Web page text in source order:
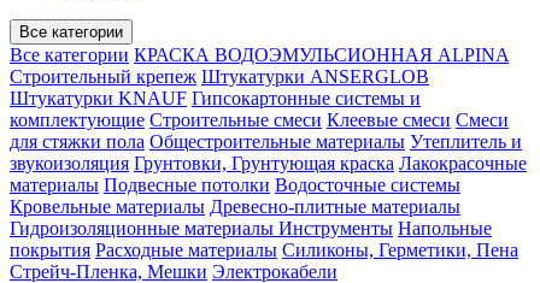
Все категории
Все категории КРАСКА ВОДОЭМУЛЬСИОННАЯ ALPINA
Строительный крепеж Штукатурки ANSERGLOB
Штукатурки KNAUF Гипсокартонные системы и
комплектующие Строительные смеси Клеевые смеси Смеси
для стяжки пола Общестроительные материалы Утеплитель и
звукоизоляция Грунтовки, Грунтующая краска Лакокрасочные
материалы Подвесные потолки Водосточные системы
Кровельные материалы Древесно-плитные материалы
Гидроизоляционные материалы Инструменты Напольные
покрытия Расходные материалы Силиконы, Герметики, Пена
Стрейч-Пленка, Мешки Электрокабели